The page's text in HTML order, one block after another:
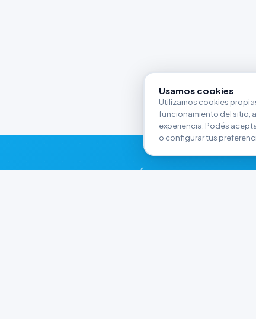
FERRETERÍA ARGENTINA
Usamos cookies
Utilizamos cookies
funcionamiento del sitio,
experiencia. Podés
o configurar tus